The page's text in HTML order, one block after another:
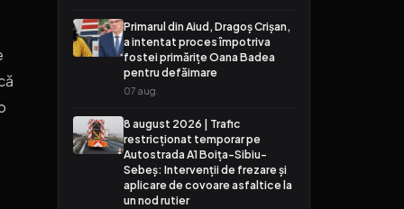
Primarul din Aiud, Dragoș Crișan,
a intentat proces împotriva
fostei primărițe Oana Badea
pentru defăimare
07 aug.
8 august 2026 | Trafic
restricționat temporar pe
Autostrada A1 Boița-Sibiu-
Sebeș: Intervenții de frezare și
aplicare de covoare asfaltice la
un nod rutier